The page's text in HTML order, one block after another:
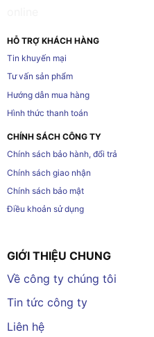
HỖ TRỢ KHÁCH HÀNG
Tin khuyến mại
Tư vấn sản phẩm
Hướng dẫn mua hàng
Hình thức thanh toán
CHÍNH SÁCH CÔNG TY
Chính sách bảo hành, đổi trả
Chính sách giao nhận
Chính sách bảo mật
Điều khoản sử dụng
GIỚI THIỆU CHUNG
Về công ty chúng tôi
Tin tức công ty
Liên hệ